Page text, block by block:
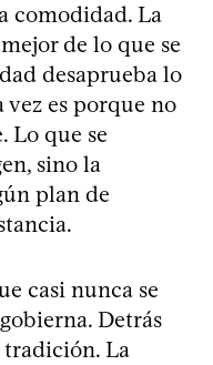
comodidad. La
de lo que se
desaprueba lo
es porque no
Lo que se
sino la
plan de
casi nunca se
Detrás
tradición. La